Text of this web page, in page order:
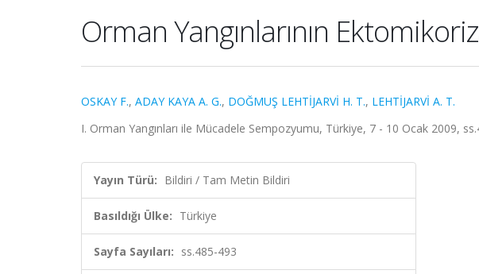
Orman Yangınlarının
OSKAY F., ADAY KAYA A. G., DOĞMUŞ LEHTİJARVİ H. T., LEHTİJARVİ A. T.
I. Orman Yangınları ile Mücadele Sempozyumu, Türkiye, 7 - 10 Ocak 2009,
Yayın Türü: Bildiri / Tam Metin Bildiri
Basıldığı Ülke: Türkiye
Sayfa Sayıları: ss.485-493